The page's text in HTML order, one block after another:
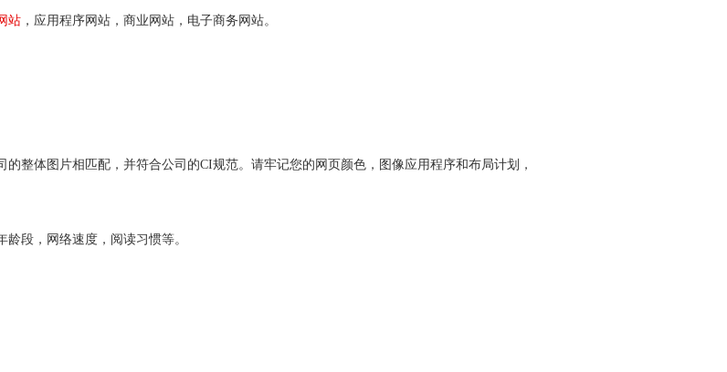
站 ，应用程序网站，商业网站，电子商务网站。
整体图片相匹配，并符合公司的CI规范。请牢记您的网页颜色，图像应用程序和布局计划，
段，网络速度，阅读习惯等。